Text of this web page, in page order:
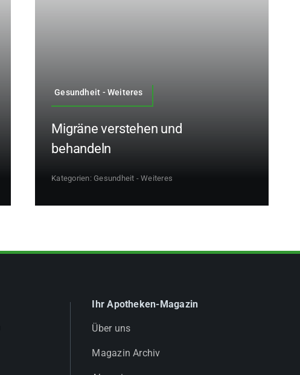
Gesundheit - Weiteres
Migräne verstehen und
behandeln
Kategorien:Gesundheit - Weiteres
Ihr Apotheken-Magazin
Über uns
Magazin Archiv